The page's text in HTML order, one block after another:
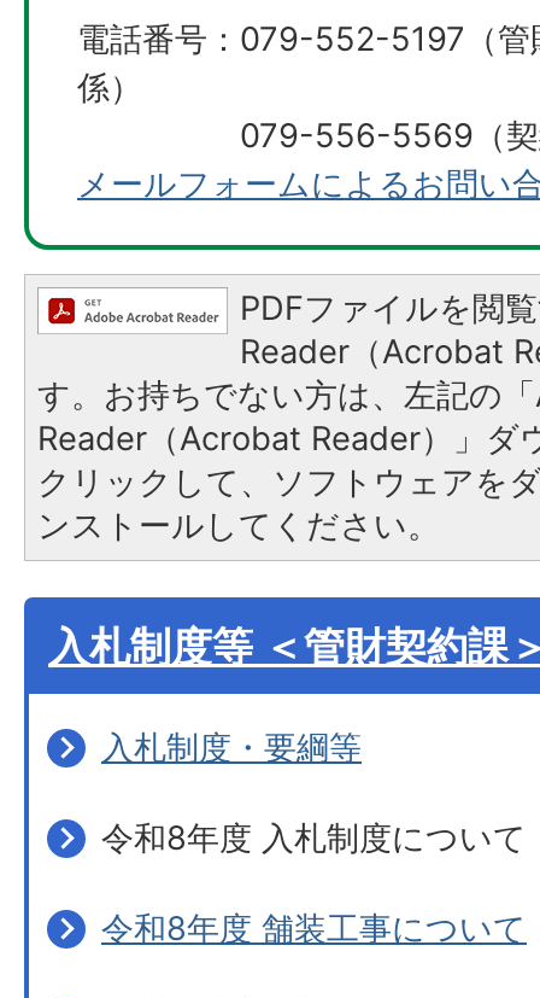
電話番号：079-552-5197（管
係）
079-556-5569（契
メールフォームによるお問い
PDFファイルを閲
Reader（Acrobat
す。お持ちでない方は、左記の
Reader（Acrobat Reader）」ダ
クリックして、ソフトウェアを
ンストールしてください。
入札制度等 ＜管財契約課
入札制度・要綱等
令和8年度 入札制度について
令和8年度 舗装工事について